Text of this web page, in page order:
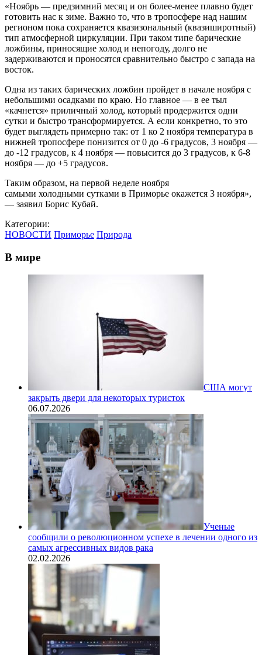
«Ноябрь — предзимний месяц и он более-менее плавно будет
готовить нас к зиме. Важно то, что в тропосфере над нашим
регионом пока сохраняется квазизональный (квазиширотный)
тип атмосферной циркуляции. При таком типе барические
ложбины, приносящие холод и непогоду, долго не
задерживаются и проносятся сравнительно быстро с запада на
восток.
Одна из таких барических ложбин пройдет в начале ноября с
небольшими осадками по краю. Но главное — в ее тыл
«качнется» приличный холод, который продержится одни
сутки и быстро трансформируется. А если конкретно, то это
будет выглядеть примерно так: от 1 ко 2 ноября температура в
нижней тропосфере понизится от 0 до -6 градусов, 3 ноября —
до -12 градусов, к 4 ноября — повысится до 3 градусов, к 6-8
ноября — до +5 градусов.
Таким образом, на первой неделе ноября
самыми холодными сутками в Приморье окажется 3 ноября»,
— заявил Борис Кубай.
Категории:
НОВОСТИ Приморье Природа
В мире
США могут
закрыть двери для некоторых туристок
06.07.2026
Ученые
сообщили о революционном успехе в лечении одного из
самых агрессивных видов рака
02.02.2026